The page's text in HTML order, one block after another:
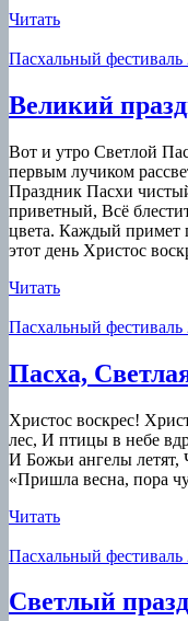
ЧитатьЧитать
Пасхальный фестиваль
Великий
Вот и утро Светлой
первым лучиком
Праздник Пасхи
приветный, Всё
цвета. Каждый примет
этот день Христос
ЧитатьЧитать
Пасхальный фестиваль
Пасха,
Христос воскрес!
лес, И птицы в небе
И Божьи ангелы летят,
«Пришла весна, пора
ЧитатьЧитать
Пасхальный фестиваль
Светлый